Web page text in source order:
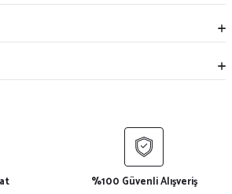
%100 Güvenli Alışveriş